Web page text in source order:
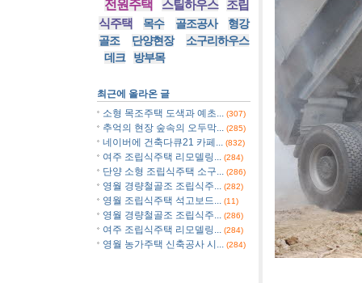
전원주택 스틸하우스
조립
식주택
목수 골조공사
형강
골조
단양현장
소구리하우스
데크
방부목
최근에 올라온 글
소형 목조주택 도색과 예초...
(307)
추억의 현장 숲속의 오두막... (285)
네이버에 건축다큐21 카페... (832)
여주 조립식주택 리모델링... (284)
단양 소형 조립식주택 소구... (286)
영월 경량철골조 조립식주... (282)
영월 조립식주택 석고보드... (11)
영월 경량철골조 조립식주... (286)
여주 조립식주택 리모델링... (284)
영월 농가주택 신축공사 시... (284)